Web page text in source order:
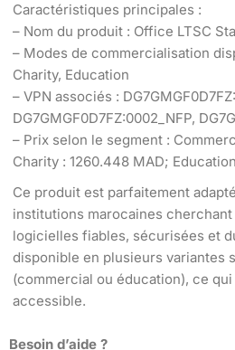
Caractéristiques principales :
– Nom du produit : Office LTSC
– Modes de commercialisation
Charity, Education
– VPN associés :
DG7GMGF0D7FZ:0002_NFP,
– Prix selon le segment :
Charity : 1260.448 MAD;
Ce produit est parfaitement
institutions marocaines cherchant
logicielles fiables, sécurisées et
disponible en plusieurs variantes
(commercial ou éducation), ce
accessible.
Besoin d’aide ?